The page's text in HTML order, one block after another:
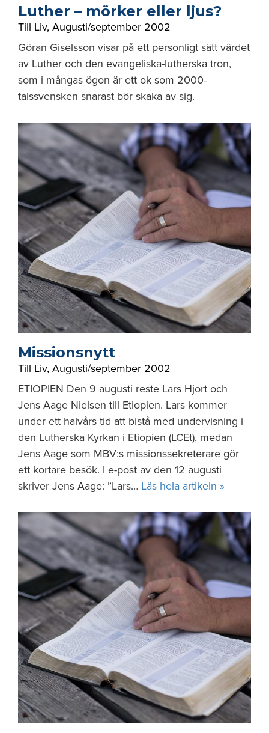
Luther – mörker eller ljus?
Till Liv, Augusti/september 2002
Göran Giselsson visar på ett personligt sätt värdet
av Luther och den evangeliska-lutherska tron,
som i mångas ögon är ett ok som 2000-
talssvensken snarast bör skaka av sig.
Missionsnytt
Till Liv, Augusti/september 2002
ETIOPIEN Den 9 augusti reste Lars Hjort och
Jens Aage Nielsen till Etiopien. Lars kommer
under ett halvårs tid att bistå med undervisning i
den Lutherska Kyrkan i Etiopien (LCEt), medan
Jens Aage som MBV:s missionssekreterare gör
ett kortare besök. I e-post av den 12 augusti
skriver Jens Aage: ”Lars… Läs hela artikeln »